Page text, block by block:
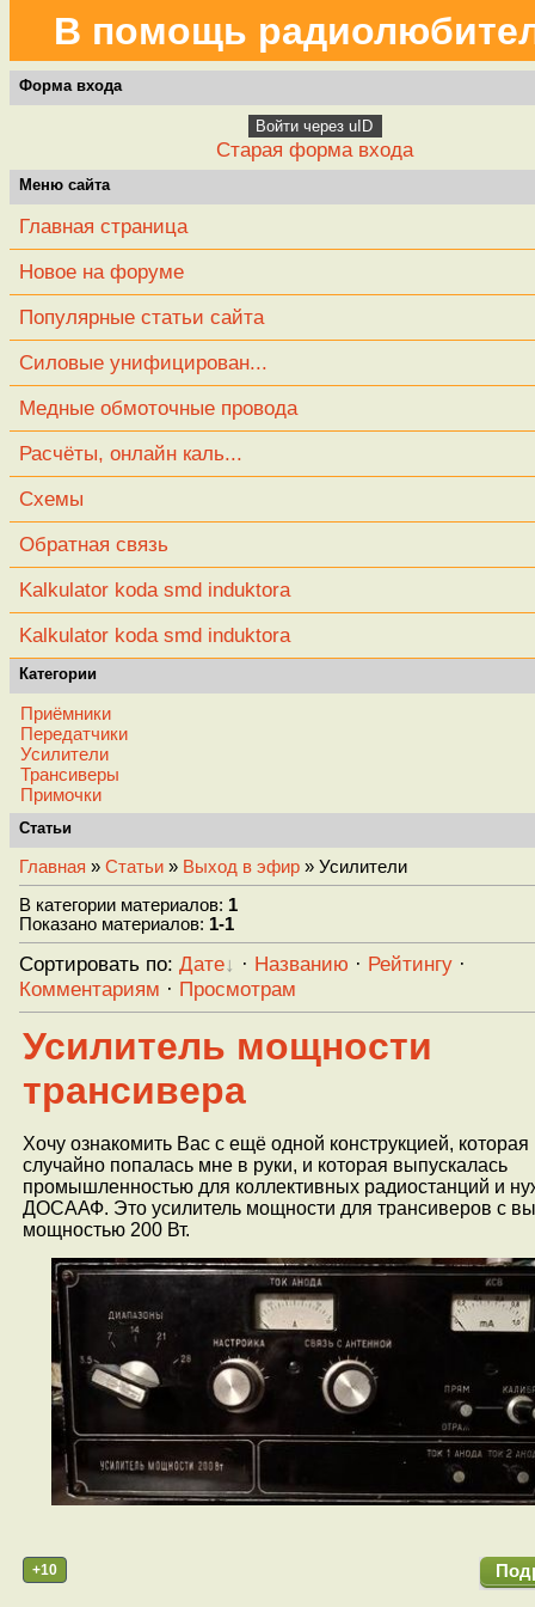
В помощь
Форма входа
Войти через uID
Старая форма входа
Меню сайта
Главная страница
Новое на форуме
Популярные статьи сайта
Силовые унифицирован...
Медные обмоточные провода
Расчёты, онлайн каль...
Схемы
Обратная связь
Kalkulator koda smd induktora
Kalkulator koda smd induktora
Категории
Приёмники
Передатчики
Усилители
Трансиверы
Примочки
Статьи
Главная » Статьи » Выход в эфир » Усилители
В категории материалов: 1
Показано материалов: 1-1
Сортировать по: Дате · Названию · Рейтингу ·
Комментариям · Просмотрам
Усилитель мощности
трансивера
Хочу ознакомить Вас с ещё одной конструкцией, которая
случайно попалась мне в руки, и которая выпускалась
промышленностью для коллективных радиостанций и
ДОСААФ. Это усилитель мощности для трансиверов с
мощностью 200 Вт.
+10